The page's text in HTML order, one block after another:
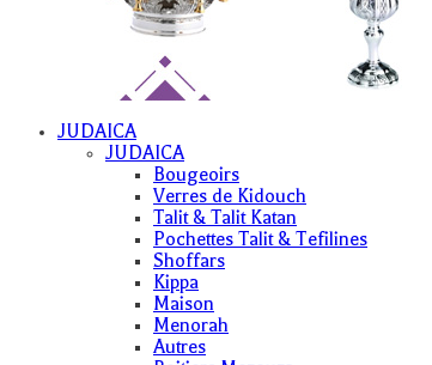
JUDAICA
JUDAICA
Bougeoirs
Verres de Kidouch
Talit & Talit Katan
Pochettes Talit & Tefilines
Shoffars
Kippa
Maison
Menorah
Autres